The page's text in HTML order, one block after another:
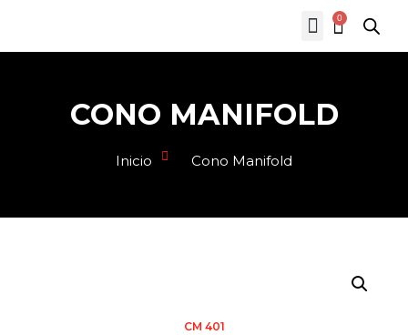
0
CONO MANIFOLD
Inicio Cono Manifold
CM 401